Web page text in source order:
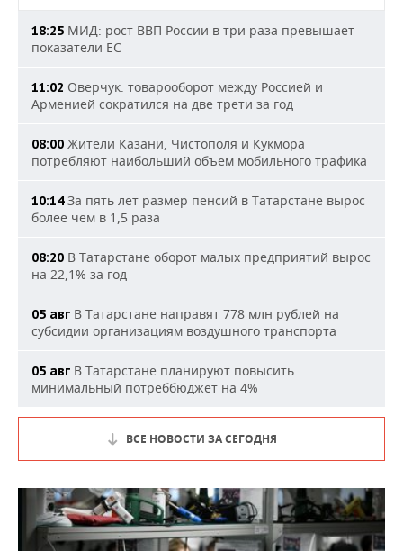
18:25 МИД: рост ВВП России в три раза превышает
показатели ЕС
11:02 Оверчук: товарооборот между Россией и
Арменией сократился на две трети за год
08:00 Жители Казани, Чистополя и Кукмора
потребляют наибольший объем мобильного трафика
10:14За пять лет размер пенсий в Татарстане вырос
более чем в 1,5 раза
08:20 В Татарстане оборот малых предприятий вырос
на 22,1% за год
05 авг В Татарстане направят 778 млн рублей на
субсидии организациям воздушного транспорта
05 авг В Татарстане планируют повысить
минимальный потреббюджет на 4%
ВСЕ НОВОСТИ ЗА СЕГОДНЯ